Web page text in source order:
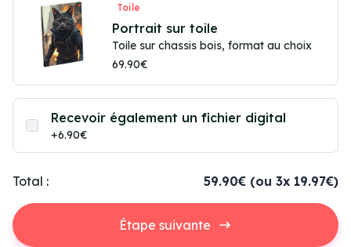
Toile
Portrait sur toile
Toile sur chassis bois, format au choix
69.90€
Recevoir également un fichier digital
+6.90€
Total : 59.90€ (ou 3x 19.97€)
Étape suivante